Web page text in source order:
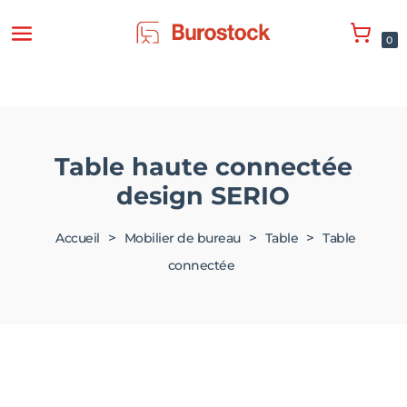
0
Table haute connectée
design SERIO
Accueil > Mobilier de bureau > Table > Table
connectée